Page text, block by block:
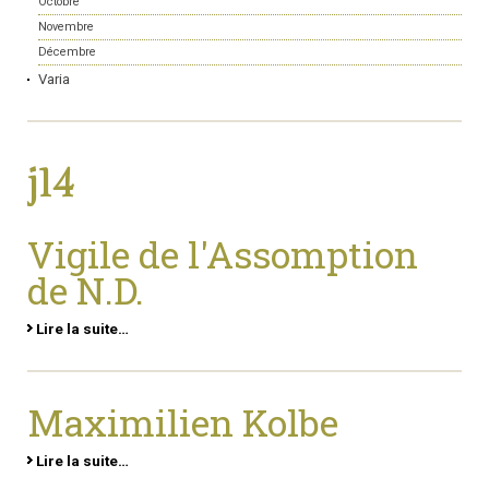
Novembre
Décembre
Varia
j14
Vigile de l'Assomption
de N.D.
Lire la suite…
Maximilien Kolbe
Lire la suite…